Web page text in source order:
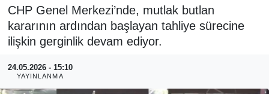
CHP Genel Merkezi’nde, mutlak butlan
kararının ardından başlayan tahliye sürecine
ilişkin gerginlik devam ediyor.
24.05.2026 - 15:10
YAYINLANMA
SİYASET
SPOR
ASAYİŞ
Tüm Manşetler
Son Dakika Haberleri
Haber Arşivi